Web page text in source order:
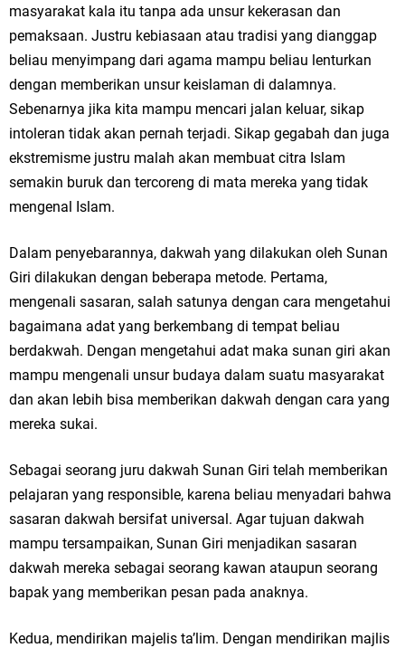
masyarakat kala itu tanpa ada unsur kekerasan dan
pemaksaan. Justru kebiasaan atau tradisi yang dianggap
beliau menyimpang dari agama mampu beliau lenturkan
dengan memberikan unsur keislaman di dalamnya.
Sebenarnya jika kita mampu mencari jalan keluar, sikap
intoleran tidak akan pernah terjadi. Sikap gegabah dan juga
ekstremisme justru malah akan membuat citra Islam
semakin buruk dan tercoreng di mata mereka yang tidak
mengenal Islam.
Dalam penyebarannya, dakwah yang dilakukan oleh Sunan
Giri dilakukan dengan beberapa metode. Pertama,
mengenali sasaran, salah satunya dengan cara mengetahui
bagaimana adat yang berkembang di tempat beliau
berdakwah. Dengan mengetahui adat maka sunan giri akan
mampu mengenali unsur budaya dalam suatu masyarakat
dan akan lebih bisa memberikan dakwah dengan cara yang
mereka sukai.
Sebagai seorang juru dakwah Sunan Giri telah memberikan
pelajaran yang responsible, karena beliau menyadari bahwa
sasaran dakwah bersifat universal. Agar tujuan dakwah
mampu tersampaikan, Sunan Giri menjadikan sasaran
dakwah mereka sebagai seorang kawan ataupun seorang
bapak yang memberikan pesan pada anaknya.
Kedua, mendirikan majelis ta’lim. Dengan mendirikan majlis